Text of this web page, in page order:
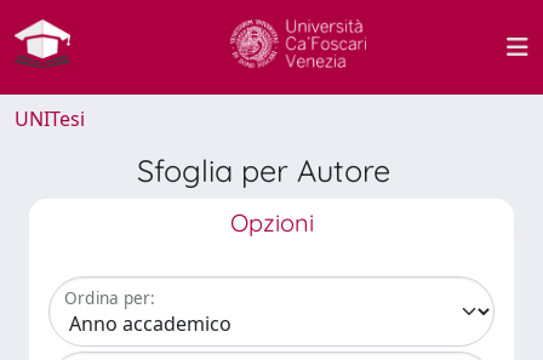
UNITesi
Sfoglia per Autore
Opzioni
Ordina per: